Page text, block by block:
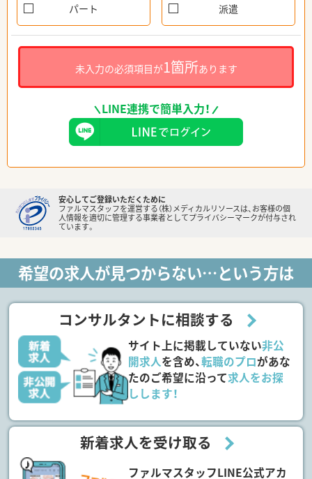
パート 派遣
未入力の必須項目が1箇所あります
LINE連携で簡単入力！
安心してご登録いただくために
ファルマスタッフを運営する（株）メディカルリソースは、お客様の個
人情報を適切に管理する事業者としてプライバシーマークが付与され
ています。
希望の求人が見つからない…という方は
コンサルタントに相談する
サイト上に掲載していない非公
開求人を含め、転職のプロがあな
たのご希望に沿って求人をお探
しします！
新着求人を受け取る
ファルマスタッフLINE公式アカ